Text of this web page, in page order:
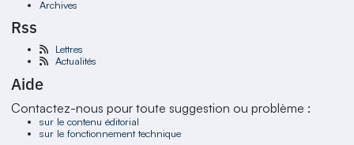
Archives
Rss
Lettres
Actualités
Aide
Contactez-nous pour toute suggestion ou problème :
sur le contenu éditorial
sur le fonctionnement technique